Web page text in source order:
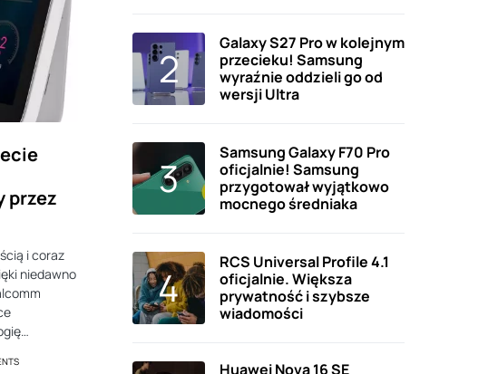
przez
i coraz
niedawno
Galaxy S27 Pro w kolejnym
przecieku! Samsung
wyraźnie oddzieli go od
wersji Ultra
Samsung Galaxy F70 Pro
oficjalnie! Samsung
przygotował wyjątkowo
mocnego średniaka
RCS Universal Profile 4.1
oficjalnie. Większa
prywatność i szybsze
wiadomości
Huawei Nova 16 SE